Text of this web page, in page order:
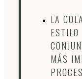
LA
MÁS